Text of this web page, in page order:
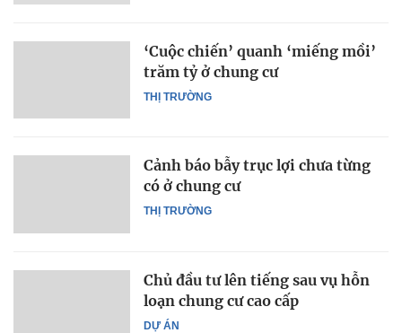
THỊ TRƯỜNG
‘Cuộc chiến’ quanh ‘miếng mồi’
trăm tỷ ở chung cư
THỊ TRƯỜNG
Cảnh báo bẫy trục lợi chưa từng
có ở chung cư
DỰ ÁN
Chủ đầu tư lên tiếng sau vụ hỗn
loạn chung cư cao cấp